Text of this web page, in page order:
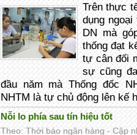
Trên thực
dụng
DN mà
thống đạt
tự cân đối
sự cũng
đầu năm mà Thống đốc
NHTM là tự chủ động lên kế
Nỗi lo phía sau tín hiệu tốt
Theo: Thời báo ngân hàng - Cập